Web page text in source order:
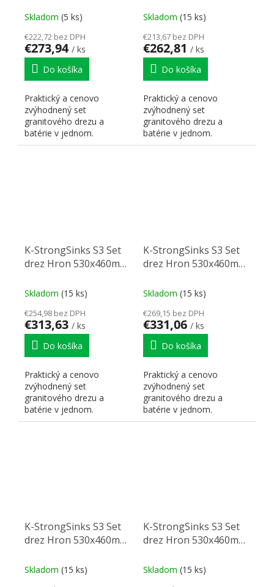
Batéria Rhona chróm
Skladom (5 ks)
€222,72 bez DPH
€273,94 / ks
Do košíka
Praktický a cenovo
zvýhodnený set
granitového drezu a
batérie v jednom.
Seina chróm
Skladom (15 ks)
€213,67 bez DPH
€262,81 / ks
Do košíka
Praktický a cenovo
zvýhodnený set
granitového drezu a
batérie v jednom.
K-StrongSinks S3 Set
drez Hron 530x460mm
Garonne čierna
Skladom (15 ks)
€254,98 bez DPH
€313,63 / ks
Do košíka
Praktický a cenovo
zvýhodnený set
granitového drezu a
batérie v jednom.
K-StrongSinks S3 Set
drez Hron 530x460mm
Loira čierna
Skladom (15 ks)
€269,15 bez DPH
€331,06 / ks
Do košíka
Praktický a cenovo
zvýhodnený set
granitového drezu a
batérie v jednom.
K-StrongSinks S3 Set
drez Hron 530x460mm
Ipoly čierna
Skladom (15 ks)
K-StrongSinks S3 Set
drez Hron 530x460mm
Stréva chróm
Skladom (15 ks)